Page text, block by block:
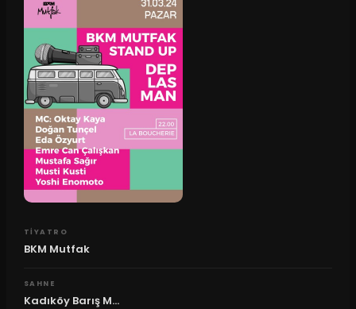
TIYATRO
BKM Mutfak
SAHNE
Kadıköy Barış M...